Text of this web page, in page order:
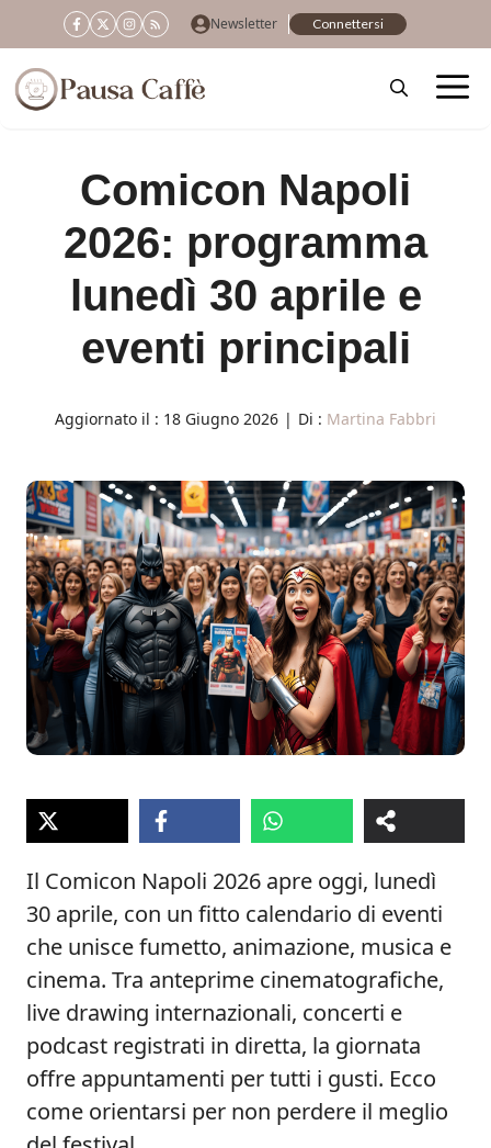
al
contenuto
Newsletter Connettersi
Comicon Napoli
2026: programma
lunedì 30 aprile e
eventi principali
Aggiornato il : 18 Giugno 2026 | Di : Martina Fabbri
Il Comicon Napoli 2026 apre oggi, lunedì
30 aprile, con un fitto calendario di eventi
che unisce fumetto, animazione, musica e
cinema. Tra anteprime cinematografiche,
live drawing internazionali, concerti e
podcast registrati in diretta, la giornata
offre appuntamenti per tutti i gusti. Ecco
come orientarsi per non perdere il meglio